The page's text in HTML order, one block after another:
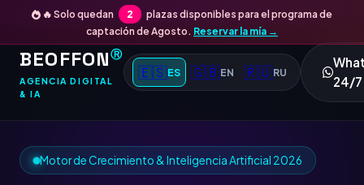
🔥 Solo quedan 2
plazas disponibles para el programa de
captación de Agosto. Reservar la mía →
BEOFFONⓇ
AGENCIA DIGITAL
& IA
🇪🇸ES 🇬🇧EN 🇷🇺RU
24/7
Motor de Crecimiento & Inteligencia Artificial 2026